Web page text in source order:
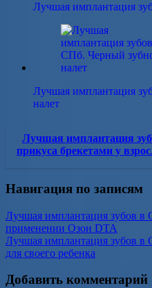
Лучшая имплантация
Лучшая имплантация
налет
Лучшая имплантация
прикуса брекетами у
Навигация по записям
Лучшая имплантация зубов в
применении Озон DTA
Лучшая имплантация зубов в
для своего ребенка
Добавить комментарий